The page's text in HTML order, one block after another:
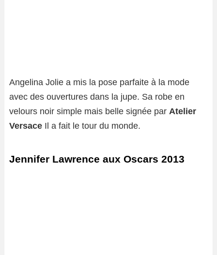
Angelina Jolie a mis la pose parfaite à la mode
avec des ouvertures dans la jupe. Sa robe en
velours noir simple mais belle signée par Atelier
Versace Il a fait le tour du monde.
Jennifer Lawrence aux Oscars 2013